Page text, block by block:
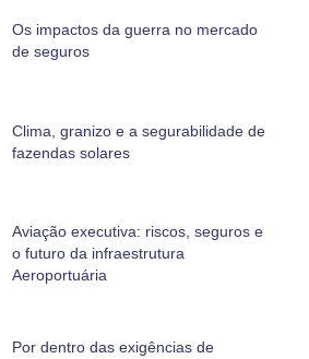
Os impactos da guerra no mercado
de seguros
Clima, granizo e a segurabilidade de
fazendas solares
Aviação executiva: riscos, seguros e
o futuro da infraestrutura
Aeroportuária
Por dentro das exigências de